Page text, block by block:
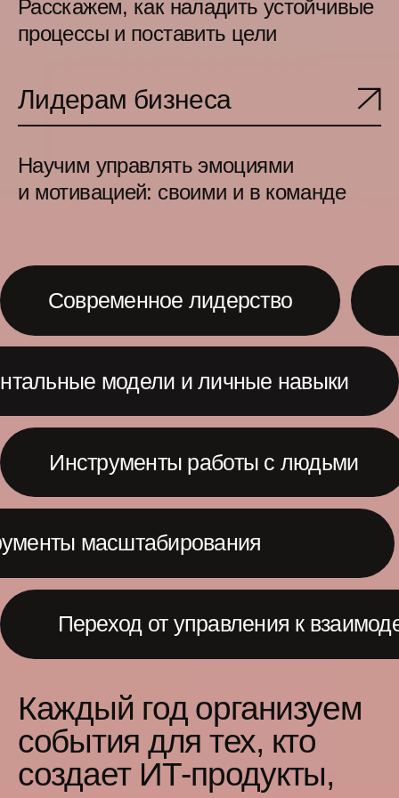
Переход от управления к взаимодействию
Каждый год организуем
события для тех, кто
создает ИТ-продукты,
и помогаем людям
учиться, знакомиться
причастными
к большому сообществу
участников посетили наши
конференции: ProductSense,
PeopleSense, ContentSense
11 500+
и эксперты на наших мероприятиях
700+
раз был прослушан наш подкаст make
sense
3 000 000+
Отзывы посетителей